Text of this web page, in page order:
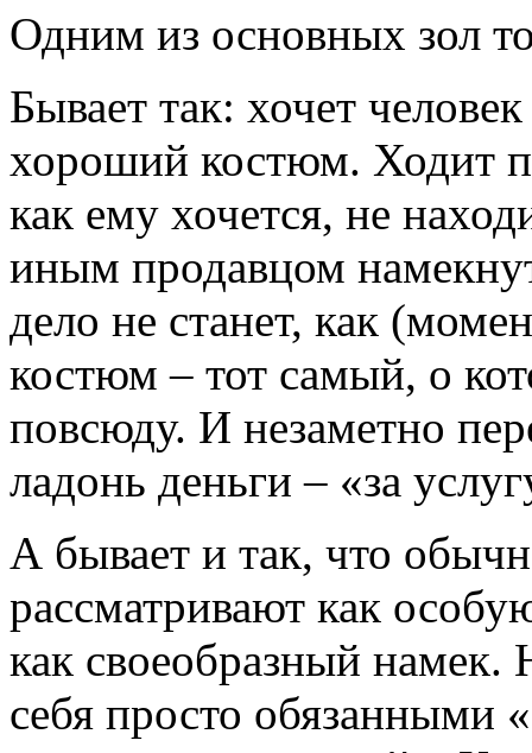
Одним из основных зол
Бывает так: хочет
хороший костюм. Ходит
как ему хочется, не
иным продавцом
дело не станет, как
костюм – тот самый, о
повсюду. И незаметно
ладонь деньги – «за
А бывает и так, что
рассматривают как
как своеобразный намек.
себя просто обязанными